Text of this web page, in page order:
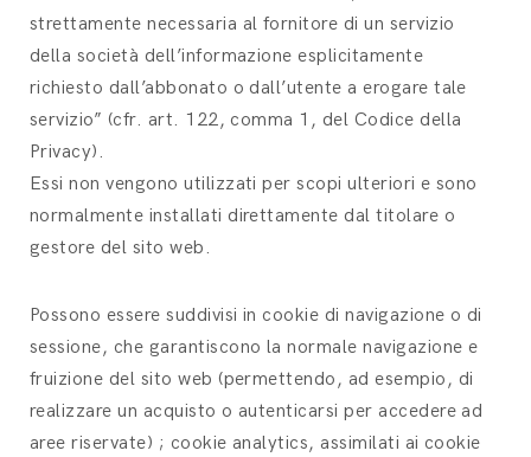
strettamente necessaria al fornitore di un servizio
della società dell’informazione esplicitamente
richiesto dall’abbonato o dall’utente a erogare tale
servizio” (cfr. art. 122, comma 1, del Codice della
Privacy).
Essi non vengono utilizzati per scopi ulteriori e sono
normalmente installati direttamente dal titolare o
gestore del sito web.
Possono essere suddivisi in cookie di navigazione o di
sessione, che garantiscono la normale navigazione e
fruizione del sito web (permettendo, ad esempio, di
realizzare un acquisto o autenticarsi per accedere ad
aree riservate) ; cookie analytics, assimilati ai cookie